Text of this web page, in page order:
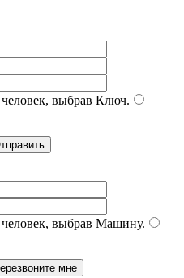
выбрав Ключ.
выбрав Машину.